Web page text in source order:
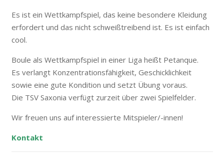
Es ist ein Wettkampfspiel, das keine besondere Kleidung
erfordert und das nicht schweißtreibend ist. Es ist einfach
cool.
Boule als Wettkampfspiel in einer Liga heißt Petanque.
Es verlangt Konzentrationsfähigkeit, Geschicklichkeit
sowie eine gute Kondition und setzt Übung voraus.
Die TSV Saxonia verfügt zurzeit über zwei Spielfelder.
Wir freuen uns auf interessierte Mitspieler/-innen!
Kontakt